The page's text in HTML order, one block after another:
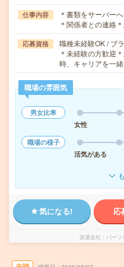
仕事内容
＊書類をサーバー
＊関係者との連絡
応募資格
職種未経験OK / ブ
＊未経験の方歓迎
時、キャリアを一
職場の雰囲気
男女比率
女性
職場の様子
活気がある
気になる! 応
派遣会社 パーソ